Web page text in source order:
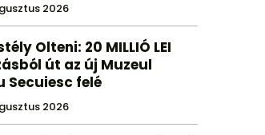
2026
Olteni: 20 MILLIÓ LEI
út az új Muzeul
Secuiesc felé
2026